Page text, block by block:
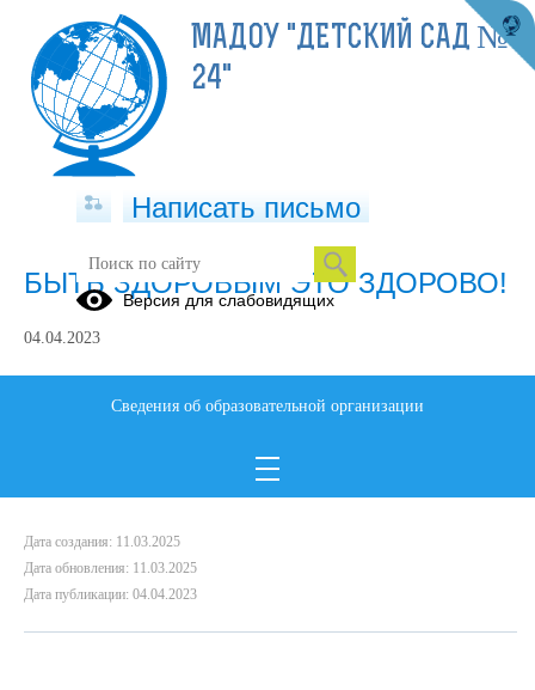
БЫТЬ ЗДОРОВЫМ ЭТО ЗДОРОВО!
04.04.2023
Дата создания: 11.03.2025
Дата обновления: 11.03.2025
Дата публикации: 04.04.2023
МАДОУ "ДЕТСКИЙ САД №
24"
Написать письмо
Версия для слабовидящих
Сведения об образовательной организации